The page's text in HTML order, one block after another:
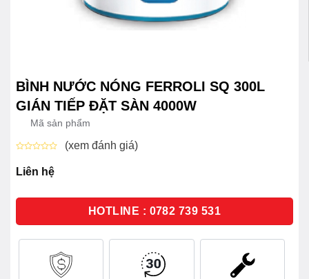
BÌNH NƯỚC NÓNG FERROLI SQ 300L
GIÁN TIẾP ĐẶT SÀN 4000W
Mã sản phẩm
xếp
hạng
sao
(xem đánh giá)
Liên hệ
HOTLINE : 0782 739 531